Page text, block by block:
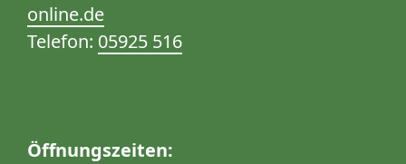
online.de
Telefon: 05925 516
Öffnungszeiten: